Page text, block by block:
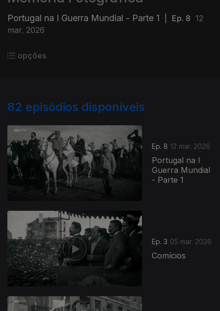
Portugal na I Guerra Mundial - Parte 1 Ep. 8 12
mar. 2026
opções
82 episódios disponíveis
Ep. 8 12 mar. 2026
Portugal na I
Guerra Mundial
- Parte 1
Ep. 3 05 mar. 2026
Comícios